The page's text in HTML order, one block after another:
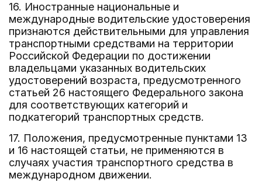
16. Иностранные национальные и
международные водительские удостоверения
признаются действительными для управления
транспортными средствами на территории
Российской Федерации по достижении
владельцами указанных водительских
удостоверений возраста, предусмотренного
статьей 26 настоящего Федерального закона
для соответствующих категорий и
подкатегорий транспортных средств.
17. Положения, предусмотренные пунктами 13
и 16 настоящей статьи, не применяются в
случаях участия транспортного средства в
международном движении.